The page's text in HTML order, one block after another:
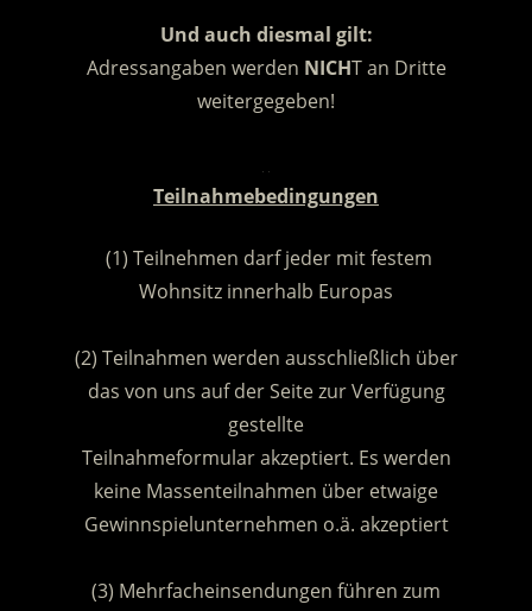
Und auch diesmal gilt:
Adressangaben werden NICHT an Dritte
weitergegeben!
Teilnahmebedingungen
(1) Teilnehmen darf jeder mit festem
Wohnsitz innerhalb Europas
(2) Teilnahmen werden ausschließlich über
das von uns auf der Seite zur Verfügung
gestellte
Teilnahmeformular akzeptiert. Es werden
keine Massenteilnahmen über etwaige
Gewinnspielunternehmen o.ä. akzeptiert
(3) Mehrfacheinsendungen führen zum